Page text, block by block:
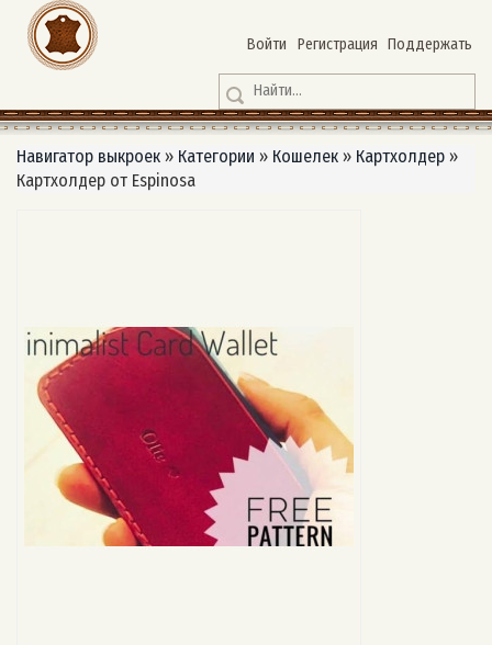
Войти Регистрация Поддержать
Навигатор выкроек » Категории » Кошелек » Картхолдер »
Картхолдер от Espinosa